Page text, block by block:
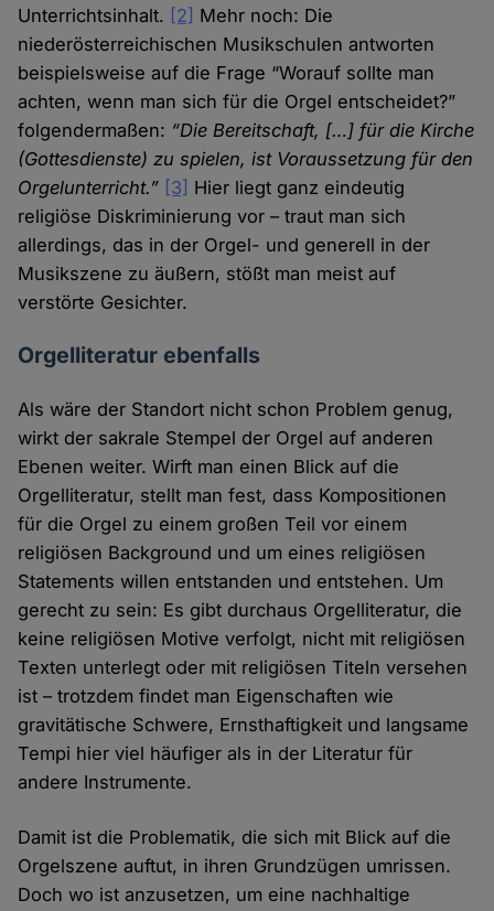
Unterrichtsinhalt. [2] Mehr noch: Die
niederösterreichischen Musikschulen antworten
beispielsweise auf die Frage “Worauf sollte man
achten, wenn man sich für die Orgel entscheidet?”
folgendermaßen: “Die Bereitschaft, […] für die Kirche
(Gottesdienste) zu spielen, ist Voraussetzung für den
Orgelunterricht.” [3] Hier liegt ganz eindeutig
religiöse Diskriminierung vor – traut man sich
allerdings, das in der Orgel- und generell in der
Musikszene zu äußern, stößt man meist auf
verstörte Gesichter.
Orgelliteratur ebenfalls
Als wäre der Standort nicht schon Problem genug,
wirkt der sakrale Stempel der Orgel auf anderen
Ebenen weiter. Wirft man einen Blick auf die
Orgelliteratur, stellt man fest, dass Kompositionen
für die Orgel zu einem großen Teil vor einem
religiösen Background und um eines religiösen
Statements willen entstanden und entstehen. Um
gerecht zu sein: Es gibt durchaus Orgelliteratur, die
keine religiösen Motive verfolgt, nicht mit religiösen
Texten unterlegt oder mit religiösen Titeln versehen
ist – trotzdem findet man Eigenschaften wie
gravitätische Schwere, Ernsthaftigkeit und langsame
Tempi hier viel häufiger als in der Literatur für
andere Instrumente.
Damit ist die Problematik, die sich mit Blick auf die
Orgelszene auftut, in ihren Grundzügen umrissen.
Doch wo ist anzusetzen, um eine nachhaltige